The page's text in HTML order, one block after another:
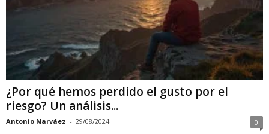
¿Por qué hemos perdido el gusto por el
riesgo? Un análisis...
Antonio Narváez - 29/08/2024 0